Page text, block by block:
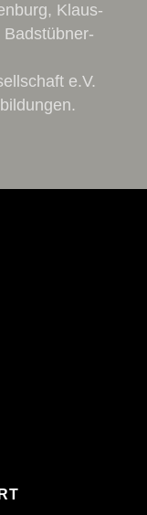
Klaus-
e.V.